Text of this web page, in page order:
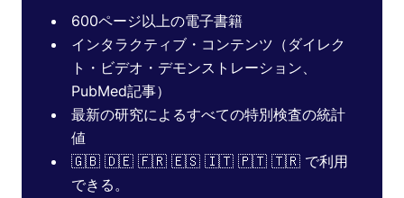
600ページ以上の電子書籍
インタラクティブ・コンテンツ（ダイレク
ト・ビデオ・デモンストレーション、
PubMed記事）
最新の研究によるすべての特別検査の統計
値
🇬🇧 🇩🇪 🇫🇷 🇪🇸 🇮🇹 🇵🇹 🇹🇷 で利用
できる。